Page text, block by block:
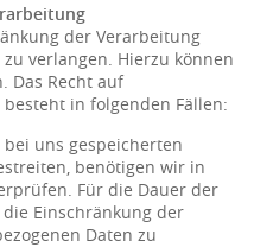
der Verarbeitung
verlangen. Hierzu können
Das Recht auf
in folgenden Fällen:
uns gespeicherten
benötigen wir in
Für die Dauer der
Einschränkung der
Daten zu